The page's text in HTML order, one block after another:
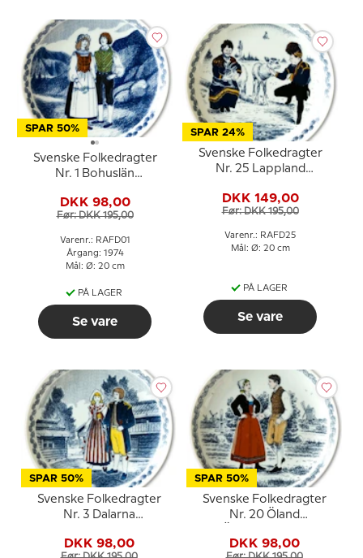
SPAR 50%
Svenske Folkedragter
Nr. 1 Bohuslän
DKK 98,00
Før: DKK 195,00
Varenr.: RAFD01
Årgang: 1974
Mål: Ø: 20 cm
PÅ LAGER
Se vare
SPAR 24%
Svenske Folkedragter
Nr. 25 Lappland
DKK 149,00
Før: DKK 195,00
Varenr.: RAFD25
Mål: Ø: 20 cm
PÅ LAGER
Se vare
SPAR 50%
Svenske Folkedragter
Nr. 3 Dalarna
DKK 98,00
SPAR 50%
Svenske Folkedragter
Nr. 20 Öland
DKK 98,00